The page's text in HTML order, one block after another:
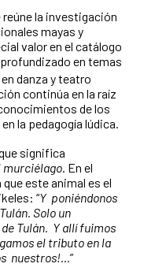
la investigación
mayas y
valor en el catálogo
en temas
danza y teatro
continúa en la raíz
de los
la pedagogía lúdica.
significa
murciélago. En el
este animal es el
“Y poniéndonos
Solo un
Tulán. Y allí fuimos
el tributo en la
nuestros!...”